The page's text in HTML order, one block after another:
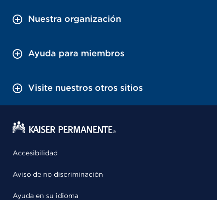
Nuestra organización
Ayuda para miembros
Visite nuestros otros sitios
Accesibilidad
Aviso de no discriminación
Ayuda en su idioma